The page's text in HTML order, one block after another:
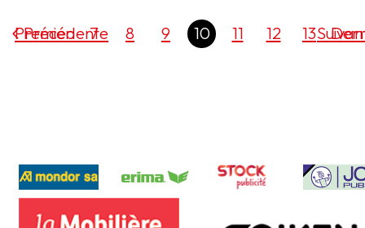
Précédente
Premier 7 8 9 10 11 12 13